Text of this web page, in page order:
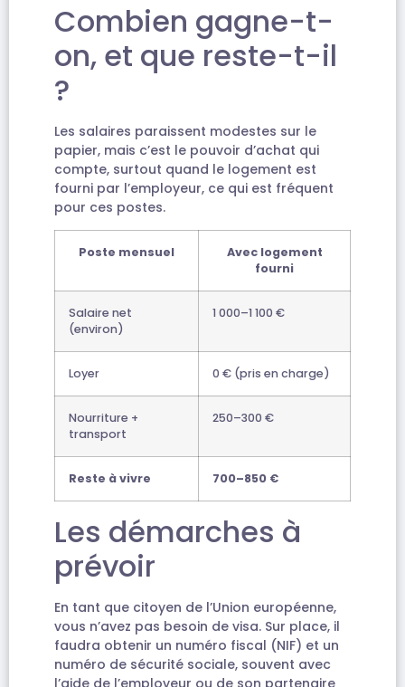
Combien gagne-t-
on, et que reste-t-il
?
Les salaires paraissent modestes sur le
papier, mais c’est le pouvoir d’achat qui
compte, surtout quand le logement est
fourni par l’employeur, ce qui est fréquent
pour ces postes.
Poste mensuel
Avec logement
fourni
Salaire net
(environ)
1 000–1 100 €
Loyer 0 € (pris en charge)
Nourriture +
transport
250–300 €
Reste à vivre 700–850 €
Les démarches à
prévoir
En tant que citoyen de l’Union européenne,
vous n’avez pas besoin de visa. Sur place, il
faudra obtenir un numéro fiscal (NIF) et un
numéro de sécurité sociale, souvent avec